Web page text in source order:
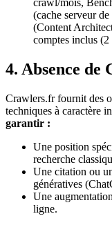
crawl/mois,
(cache serveur
(Content
comptes inclus
4. Absence de
Crawlers.fr fournit des
techniques à caractère
garantir :
Une position
recherche
Une citation ou
génératives
Une
ligne.